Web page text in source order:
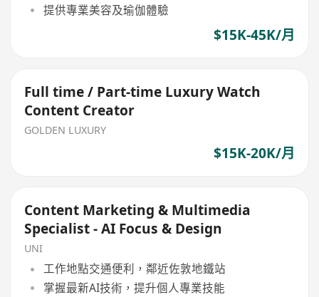
提供專業美容及瑜伽體驗
$15K-45K/月
Full time / Part-time Luxury Watch
Content Creator
GOLDEN LUXURY
$15K-20K/月
Content Marketing & Multimedia
Specialist - AI Focus & Design
UNI
工作地點交通便利，鄰近佐敦地鐵站
掌握最新AI技術，提升個人專業技能